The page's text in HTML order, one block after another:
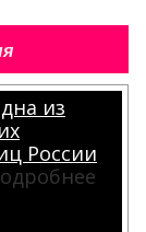
из
России